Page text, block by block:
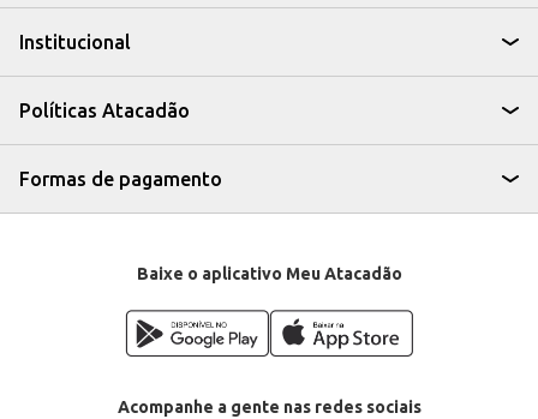
Institucional
Políticas Atacadão
Formas de pagamento
Baixe o aplicativo Meu Atacadão
Acompanhe a gente nas redes sociais